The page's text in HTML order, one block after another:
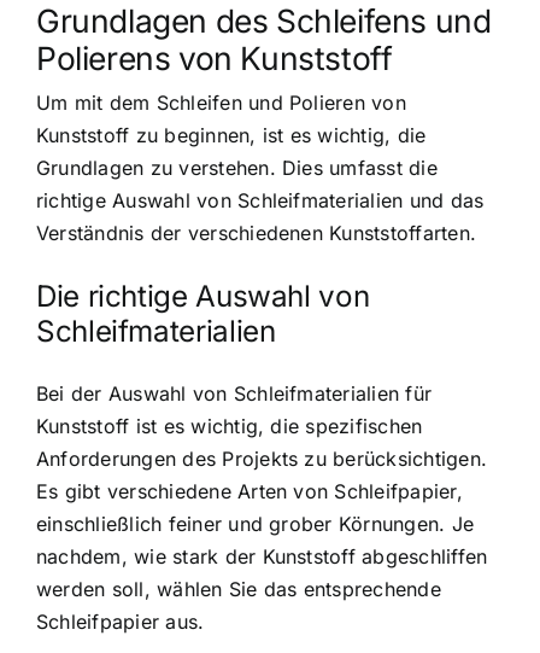
Grundlagen des Schleifens und
Polierens von Kunststoff
Um mit dem Schleifen und Polieren von
Kunststoff zu beginnen, ist es wichtig, die
Grundlagen zu verstehen. Dies umfasst die
richtige Auswahl von Schleifmaterialien und das
Verständnis der verschiedenen Kunststoffarten.
Die richtige Auswahl von
Schleifmaterialien
Bei der Auswahl von Schleifmaterialien für
Kunststoff ist es wichtig, die spezifischen
Anforderungen des Projekts zu berücksichtigen.
Es gibt verschiedene Arten von Schleifpapier,
einschließlich feiner und grober Körnungen. Je
nachdem, wie stark der Kunststoff abgeschliffen
werden soll, wählen Sie das entsprechende
Schleifpapier aus.